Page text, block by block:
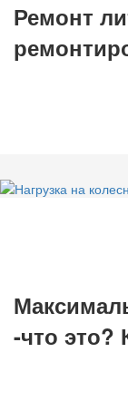
Ремонт
-что это?